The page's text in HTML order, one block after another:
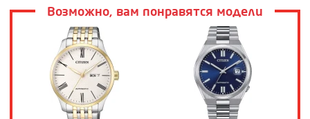
Возможно, вам понравятся модели